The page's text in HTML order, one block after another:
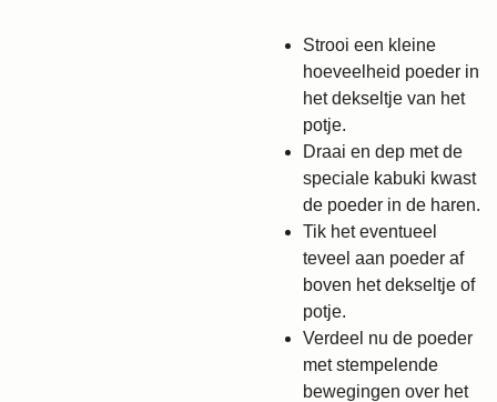
Strooi een kleine
hoeveelheid poeder in
het dekseltje van het
potje.
Draai en dep met de
speciale kabuki kwast
de poeder in de haren.
Tik het eventueel
teveel aan poeder af
boven het dekseltje of
potje.
Verdeel nu de poeder
met stempelende
bewegingen over het